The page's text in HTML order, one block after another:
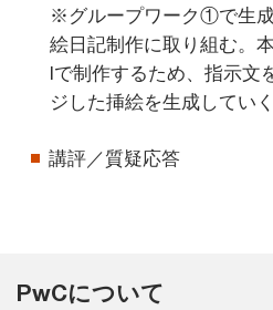
※グループワーク①で生成
絵日記制作に取り組む。
Iで制作するため、指示文
ジした挿絵を生成していく
講評／質疑応答
PwCについて